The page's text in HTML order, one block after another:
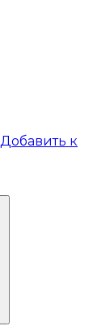
Добавить к